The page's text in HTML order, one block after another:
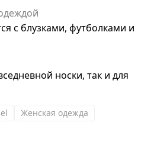
с блузками, футболками и
носки, так и для
Женская одежда